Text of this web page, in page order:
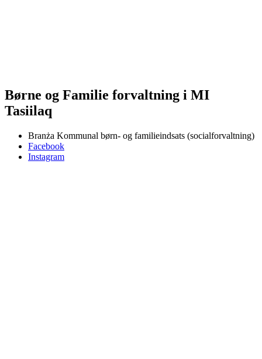
Børne og Familie forvaltning i MI
Tasiilaq
Branża Kommunal børn- og familieindsats (socialforvaltning)
Facebook
Instagram